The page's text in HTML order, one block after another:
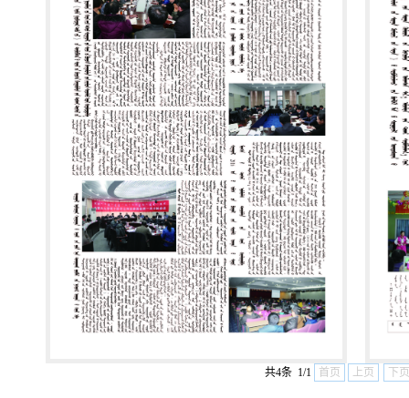
共4条 1/1 首页 上页 下页